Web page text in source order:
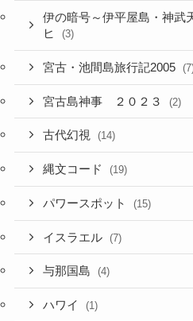
伊の暗号～伊平屋島・神武
ヒ
(3)
宮古・池間島旅行記2005
宮古島神事 ２０２３ (2)
古代幻視 (14)
縄文コード (19)
パワースポット (15)
イスラエル (7)
与那国島 (4)
ハワイ (1)